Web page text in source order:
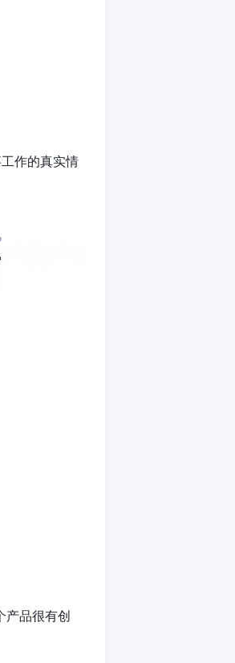
作的真实情
产品很有创